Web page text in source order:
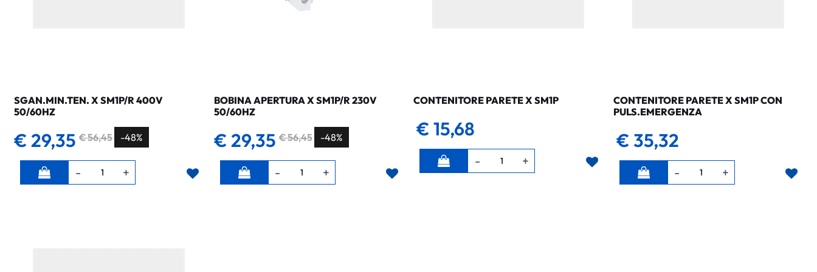
SGAN.MIN.TEN. X SM1P/R 400V
50/60HZ
€ 56,45 -48%
€ 29,35
Quantità
BOBINA APERTURA X SM1P/R 230V
50/60HZ
€ 56,45 -48%
€ 29,35
Quantità
CONTENITORE PARETE X SM1P
€ 15,68
Quantità
CONTENITORE PARETE X SM1P CON
PULS.EMERGENZA
€ 35,32
Quantità